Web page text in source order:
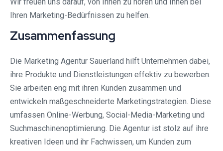
Ihren Marketing-Bedürfnissen zu helfen.
Zusammenfassung
Die Marketing Agentur Sauerland hilft Unternehmen dabei,
ihre Produkte und Dienstleistungen effektiv zu bewerben.
Sie arbeiten eng mit ihren Kunden zusammen und
entwickeln maßgeschneiderte Marketingstrategien. Diese
umfassen Online-Werbung, Social-Media-Marketing und
Suchmaschinenoptimierung. Die Agentur ist stolz auf ihre
kreativen Ideen und ihr Fachwissen, um Kunden zum